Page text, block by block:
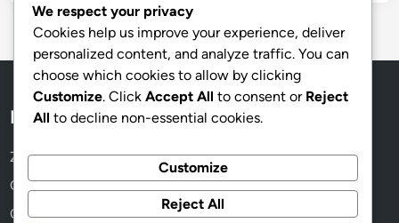
Rychlé odkazy
Zásady používání cookies
O aplikaci
Obchodní podmínky
We respect your privacy
Cookies help us improve your experience, deliver
personalized content, and analyze traffic. You can
choose which cookies to allow by clicking
Customize. Click Accept All to consent or Reject
All to decline non-essential cookies.
Customize
Reject All